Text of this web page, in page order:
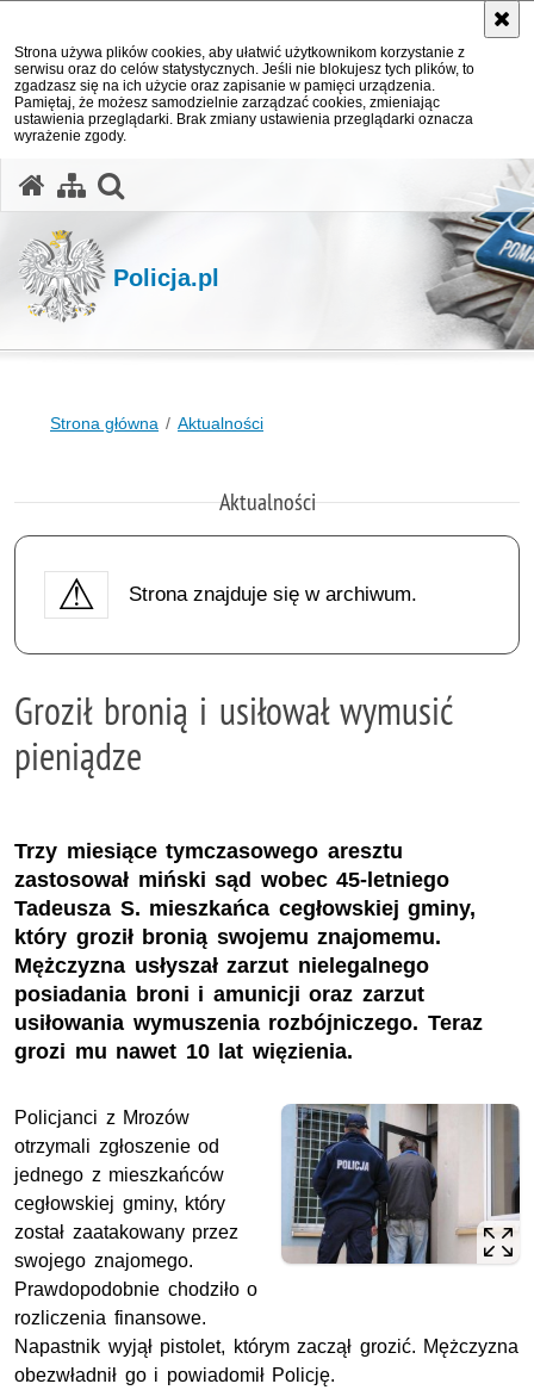
Strona używa plików cookies, aby ułatwić użytkownikom korzystanie z
serwisu oraz do celów statystycznych. Jeśli nie blokujesz tych plików, to
zgadzasz się na ich użycie oraz zapisanie w pamięci urządzenia.
Pamiętaj, że możesz samodzielnie zarządzać cookies, zmieniając
ustawienia przeglądarki. Brak zmiany ustawienia przeglądarki oznacza
wyrażenie zgody.
Policja.pl
Strona główna Aktualności
Aktualności
Strona znajduje się w archiwum.
Groził bronią i usiłował wymusić
pieniądze
Trzy miesiące tymczasowego aresztu
zastosował miński sąd wobec 45-letniego
Tadeusza S. mieszkańca cegłowskiej gminy,
który groził bronią swojemu znajomemu.
Mężczyzna usłyszał zarzut nielegalnego
posiadania broni i amunicji oraz zarzut
usiłowania wymuszenia rozbójniczego. Teraz
grozi mu nawet 10 lat więzienia.
Policjanci z Mrozów
otrzymali zgłoszenie od
jednego z mieszkańców
cegłowskiej gminy, który
został zaatakowany przez
swojego znajomego.
Prawdopodobnie chodziło o
rozliczenia finansowe.
Napastnik wyjął pistolet, którym zaczął grozić. Mężczyzna
obezwładnił go i powiadomił Policję.